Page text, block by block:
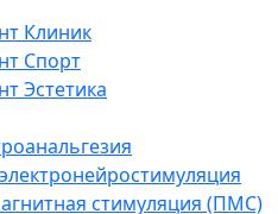
Клиник
Спорт
Эстетика
стимуляция (ПМС)